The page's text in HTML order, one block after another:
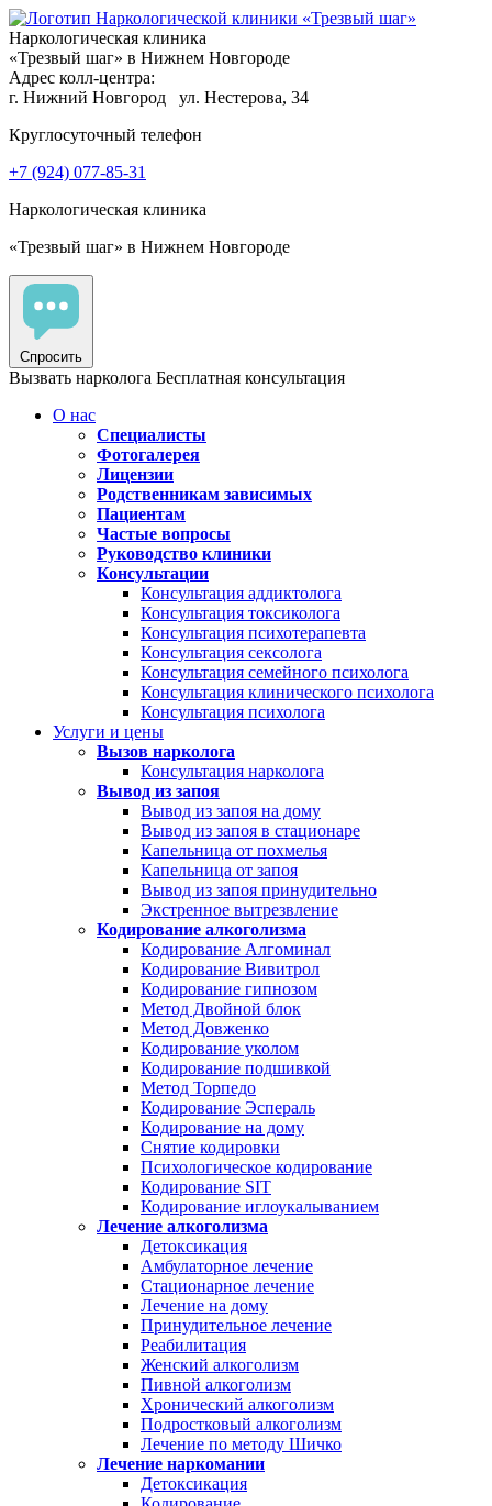
Наркологическая клиника
«Трезвый шаг» в Нижнем Новгороде
Адрес колл-центра:
г. Нижний Новгород
ул. Нестерова, 34
Круглосуточный телефон
+7 (924) 077-85-31
Наркологическая клиника
«Трезвый шаг» в Нижнем Новгороде
Спросить
Вызвать нарколога Бесплатная консультация
О нас
Специалисты
Фотогалерея
Лицензии
Родственникам зависимых
Пациентам
Частые вопросы
Руководство клиники
Консультации
Консультация аддиктолога
Консультация токсиколога
Консультация психотерапевта
Консультация сексолога
Консультация семейного психолога
Консультация клинического психолога
Консультация психолога
Услуги и цены
Вызов нарколога
Консультация нарколога
Вывод из запоя
Вывод из запоя на дому
Вывод из запоя в стационаре
Капельница от похмелья
Капельница от запоя
Вывод из запоя принудительно
Экстренное вытрезвление
Кодирование алкоголизма
Кодирование Алгоминал
Кодирование Вивитрол
Кодирование гипнозом
Метод Двойной блок
Метод Довженко
Кодирование уколом
Кодирование подшивкой
Метод Торпедо
Кодирование Эспераль
Кодирование на дому
Снятие кодировки
Психологическое кодирование
Кодирование SIT
Кодирование иглоукалыванием
Лечение алкоголизма
Детоксикация
Амбулаторное лечение
Стационарное лечение
Лечение на дому
Принудительное лечение
Реабилитация
Женский алкоголизм
Пивной алкоголизм
Хронический алкоголизм
Подростковый алкоголизм
Лечение по методу Шичко
Лечение наркомании
Детоксикация